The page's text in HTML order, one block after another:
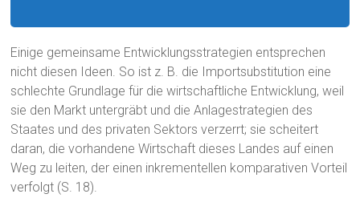
Einige gemeinsame Entwicklungsstrategien entsprechen
nicht diesen Ideen. So ist z. B. die Importsubstitution eine
schlechte Grundlage für die wirtschaftliche Entwicklung, weil
sie den Markt untergräbt und die Anlagestrategien des
Staates und des privaten Sektors verzerrt; sie scheitert
daran, die vorhandene Wirtschaft dieses Landes auf einen
Weg zu leiten, der einen inkrementellen komparativen Vorteil
verfolgt (S. 18).